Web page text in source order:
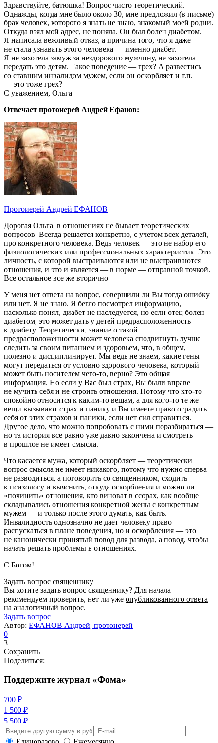
Здравствуйте, батюшка! Вопрос чисто теоретический.
Однажды, когда мне было около 30, мне предложил (в письме)
брак человек, которого я знать не знаю, знакомый моей родни.
Откуда взял мой адрес, не поняла. Он был болен диабетом.
Я написала вежливый отказ, а причина того, что я даже
не стала узнавать этого человека — именно диабет.
Я не захотела замуж за нездорового мужчину, не захотела
передать это детям. Такое поведение — грех? А развестись
со ставшим инвалидом мужем, если он оскорбляет и т.п.
— это тоже грех?
С уважением, Ольга.
Отвечает протоиерей Андрей Ефанов:
Протоиерей Андрей ЕФАНОВ
Дорогая Ольга, в отношениях не бывает теоретических
вопросов. Всегда решается конкретно, с учетом всех деталей,
про конкретного человека. Ведь человек — это не набор его
физиологических или профессиональных характеристик. Это
личность, с которой выстраиваются или не выстраиваются
отношения, и это и является — в норме — отправной точкой.
Все остальное все же вторично.
У меня нет ответа на вопрос, совершили ли Вы тогда ошибку
или нет. Я не знаю. Я бегло посмотрел информацию,
насколько понял, диабет не наследуется, но если отец болен
диабетом, это может дать у детей предрасположенность
к диабету. Теоретически, знание о такой
предрасположенности может человека сподвигнуть лучше
следить за своим питанием и здоровьем, что, в общем,
полезно и дисциплинирует. Мы ведь не знаем, какие гены
могут передаться от условно здорового человека, который
может быть носителем чего-то, верно? Это общая
информация. Но если у Вас был страх, Вы были вправе
не мучить себя и не строить отношения. Потому что кто-то
спокойно относится к каким-то вещам, а для кого-то те же
вещи вызывают страх и панику и Вы имеете право оградить
себя от этих страхов и паники, если нет сил справиться.
Другое дело, что можно попробовать с ними поразбираться —
но та история все равно уже давно закончена и смотреть
в прошлое не имеет смысла.
Что касается мужа, который оскорбляет — теоретически
вопрос смысла не имеет никакого, потому что нужно сперва
не разводиться, а поговорить со священником, сходить
к психологу и выяснить, откуда оскорбления и можно ли
«починить» отношения, кто виноват в ссорах, как вообще
складывались отношения конкретной жены с конкретным
мужем — и только после этого думать, как быть.
Инвалидность однозначно не дает человеку право
распускаться в плане поведения, но и оскорбления — это
не канонически принятый повод для развода, а повод, чтобы
начать решать проблемы в отношениях.
С Богом!
Задать вопрос священнику
Вы хотите задать вопрос священнику? Для начала
рекомендуем проверить, нет ли уже опубликованного ответа
на аналогичный вопрос.
Задать вопрос
Автор: ЕФАНОВ Андрей, протоиерей
0
3
Сохранить
Поделиться:
Поддержите журнал «Фома»
700 ₽
1 500 ₽
5 500 ₽